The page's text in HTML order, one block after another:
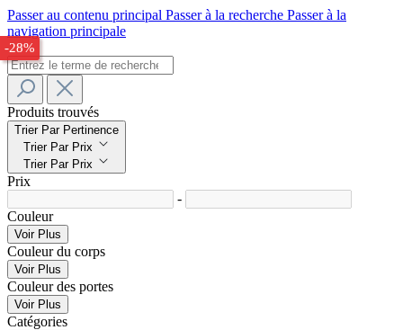
Passer au contenu principal Passer à la recherche Passer à la
navigation principale
Produits trouvés
Trier Par Pertinence
Trier Par Prix
Trier Par Prix
Prix
-
Couleur
Voir Plus
Couleur du corps
Voir Plus
Couleur des portes
Voir Plus
Catégories
-29%
-28%